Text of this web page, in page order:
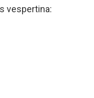
vespertina: